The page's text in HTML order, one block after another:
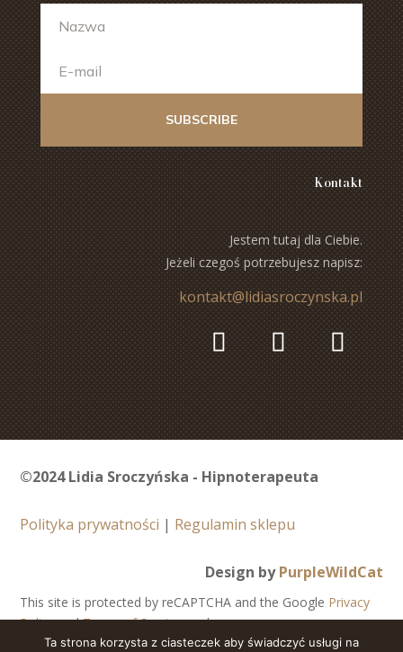
SUBSCRIBE
Kontakt
Jestem tutaj dla Ciebie.
Jeżeli czegoś potrzebujesz napisz:
kontakt@lidiasroczynska.pl
©2024 Lidia Sroczyńska - Hipnoterapeuta
Polityka prywatności | Regulamin sklepu
Design byPurpleWildCat
This site is protected by reCAPTCHA and the Google Privacy
PolicyandTerms of Serviceapply.
Ta strona korzysta z ciasteczek aby świadczyć usługi na